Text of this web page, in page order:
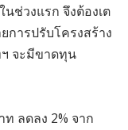
นช่วงแรก จึงต้องเต
การปรับโครงสร้าง
จะมีขาดทุน
ลดลง 2% จาก